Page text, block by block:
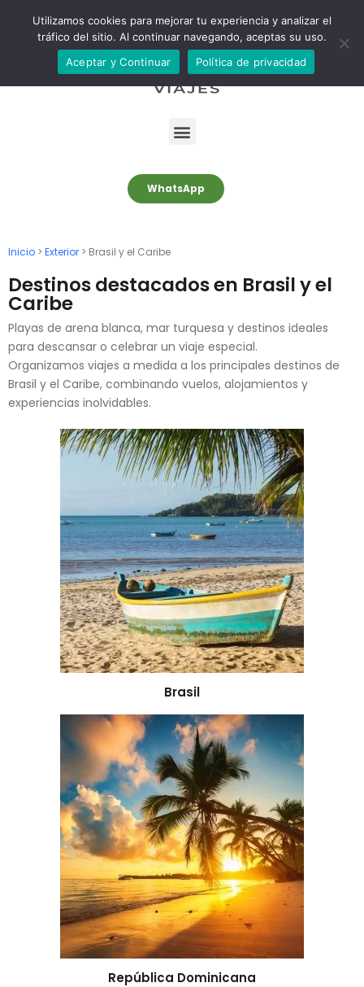
t
t
n
i
d
WhatsApp
Inicio > Exterior > Brasil y el Caribe
Destinos destacados en Brasil y el
Caribe
Playas de arena blanca, mar turquesa y destinos ideales
para descansar o celebrar un viaje especial.
Organizamos viajes a medida a los principales destinos de
Brasil y el Caribe, combinando vuelos, alojamientos y
experiencias inolvidables.
Brasil
República Dominicana
Utilizamos cookies para mejorar tu experiencia y analizar el
tráfico del sitio. Al continuar navegando, aceptas su uso.
Aceptar y Continuar
Política de privacidad